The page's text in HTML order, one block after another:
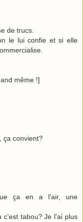
de trucs.
le lui confie et si elle
même !]
ça convient?
ça en a l'air, une
c'est tabou? Je l'ai plus